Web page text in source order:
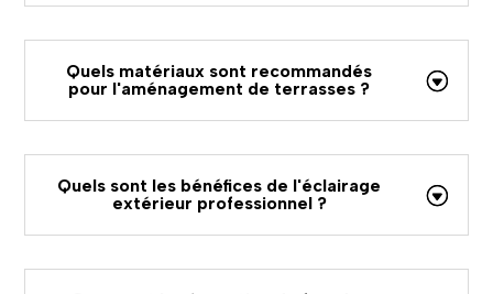
Quels matériaux sont recommandés
pour l'aménagement de terrasses ?
Quels sont les bénéfices de l'éclairage
extérieur professionnel ?